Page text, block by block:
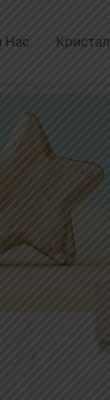
Нас Кристал